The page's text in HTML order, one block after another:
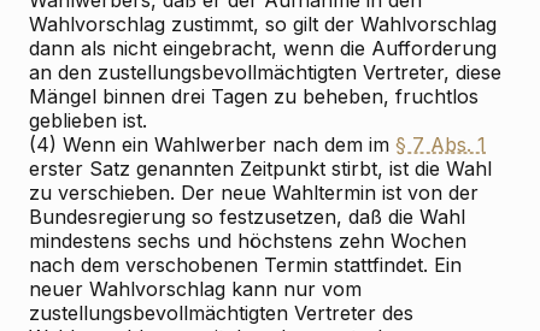
Wahlvorschlag zustimmt, so gilt der Wahlvorschlag
dann als nicht eingebracht, wenn die Aufforderung
an den zustellungsbevollmächtigten Vertreter, diese
Mängel binnen drei Tagen zu beheben, fruchtlos
geblieben ist.
(4) Wenn ein Wahlwerber nach dem im § 7 Abs. 1
erster Satz genannten Zeitpunkt stirbt, ist die Wahl
zu verschieben. Der neue Wahltermin ist von der
Bundesregierung so festzusetzen, daß die Wahl
mindestens sechs und höchstens zehn Wochen
nach dem verschobenen Termin stattfindet. Ein
neuer Wahlvorschlag kann nur vom
zustellungsbevollmächtigten Vertreter des